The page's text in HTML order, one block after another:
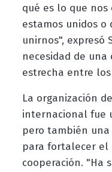
qué es lo que
estamos unidos
unirnos", expresó
necesidad de
estrecha entre
La organización
internacional fue
pero también
para fortalecer el
cooperación. "Ha